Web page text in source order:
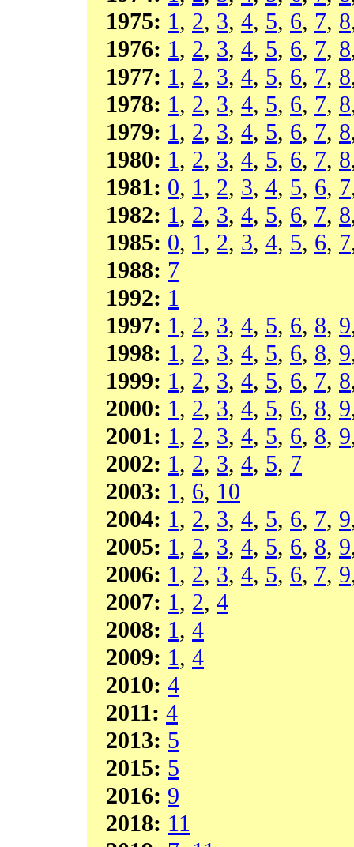
1975: 1, 2, 3, 4, 5, 6, 7, 8
1976: 1, 2, 3, 4, 5, 6, 7, 8
1977: 1, 2, 3, 4, 5, 6, 7, 8
1978: 1, 2, 3, 4, 5, 6, 7, 8
1979: 1, 2, 3, 4, 5, 6, 7, 8
1980: 1, 2, 3, 4, 5, 6, 7, 8
1981: 0, 1, 2, 3, 4, 5, 6, 7
1982: 1, 2, 3, 4, 5, 6, 7, 8
1985: 0, 1, 2, 3, 4, 5, 6, 7
1988: 7
1992: 1
1997: 1, 2, 3, 4, 5, 6, 8, 9
1998: 1, 2, 3, 4, 5, 6, 8, 9
1999: 1, 2, 3, 4, 5, 6, 7, 8
2000: 1, 2, 3, 4, 5, 6, 8, 9
2001: 1, 2, 3, 4, 5, 6, 8, 9
2002: 1, 2, 3, 4, 5, 7
2003: 1, 6, 10
2004: 1, 2, 3, 4, 5, 6, 7, 9
2005: 1, 2, 3, 4, 5, 6, 8, 9
2006: 1, 2, 3, 4, 5, 6, 7, 9
2007: 1, 2, 4
2008: 1, 4
2009: 1, 4
2010: 4
2011: 4
2013: 5
2015: 5
2016: 9
2018: 11